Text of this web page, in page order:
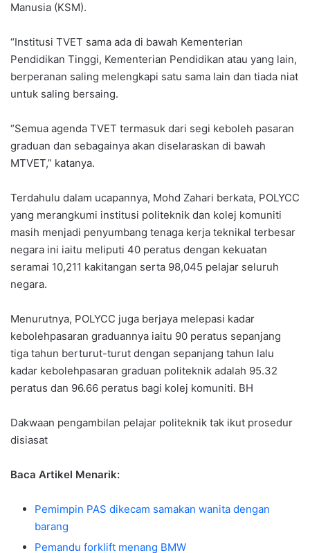
Manusia (KSM).
“Institusi TVET sama ada di bawah Kementerian
Pendidikan Tinggi, Kementerian Pendidikan atau yang lain,
berperanan saling melengkapi satu sama lain dan tiada niat
untuk saling bersaing.
“Semua agenda TVET termasuk dari segi keboleh pasaran
graduan dan sebagainya akan diselaraskan di bawah
MTVET,” katanya.
Terdahulu dalam ucapannya, Mohd Zahari berkata, POLYCC
yang merangkumi institusi politeknik dan kolej komuniti
masih menjadi penyumbang tenaga kerja teknikal terbesar
negara ini iaitu meliputi 40 peratus dengan kekuatan
seramai 10,211 kakitangan serta 98,045 pelajar seluruh
negara.
Menurutnya, POLYCC juga berjaya melepasi kadar
kebolehpasaran graduannya iaitu 90 peratus sepanjang
tiga tahun berturut-turut dengan sepanjang tahun lalu
kadar kebolehpasaran graduan politeknik adalah 95.32
peratus dan 96.66 peratus bagi kolej komuniti. BH
Dakwaan pengambilan pelajar politeknik tak ikut prosedur
disiasat
Baca Artikel Menarik:
Pemimpin PAS dikecam samakan wanita dengan
barang
Pemandu forklift menang BMW